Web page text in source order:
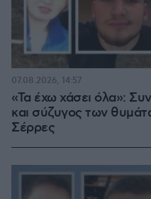
«Τα έχω χάσει όλα»:
και σύζυγος των
Σέρρες
07.08.2026, 14:57